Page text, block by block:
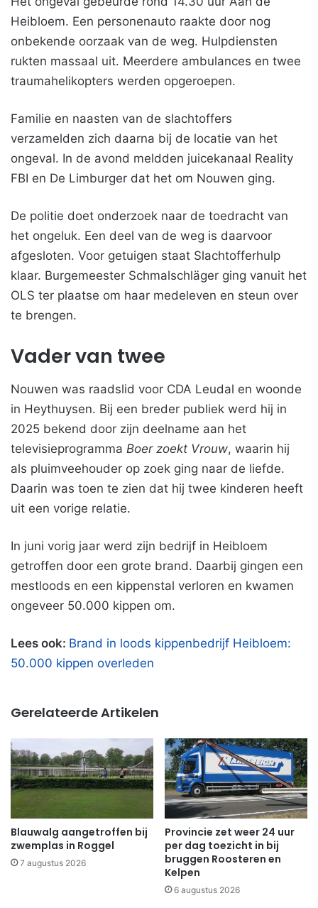
Heibloem. Een personenauto raakte door nog
onbekende oorzaak van de weg. Hulpdiensten
rukten massaal uit. Meerdere ambulances en twee
traumahelikopters werden opgeroepen.
Familie en naasten van de slachtoffers
verzamelden zich daarna bij de locatie van het
ongeval. In de avond meldden juicekanaal Reality
FBI en De Limburger dat het om Nouwen ging.
De politie doet onderzoek naar de toedracht van
het ongeluk. Een deel van de weg is daarvoor
afgesloten. Voor getuigen staat Slachtofferhulp
klaar. Burgemeester Schmalschläger ging vanuit het
OLS ter plaatse om haar medeleven en steun over
te brengen.
Vader van twee
Nouwen was raadslid voor CDA Leudal en woonde
in Heythuysen. Bij een breder publiek werd hij in
2025 bekend door zijn deelname aan het
televisieprogramma Boer zoekt Vrouw, waarin hij
als pluimveehouder op zoek ging naar de liefde.
Daarin was toen te zien dat hij twee kinderen heeft
uit een vorige relatie.
In juni vorig jaar werd zijn bedrijf in Heibloem
getroffen door een grote brand. Daarbij gingen een
mestloods en een kippenstal verloren en kwamen
ongeveer 50.000 kippen om.
Lees ook: Brand in loods kippenbedrijf Heibloem:
50.000 kippen overleden
Gerelateerde Artikelen
Blauwalg aangetroffen bij
zwemplas in Roggel
7 augustus 2026
Provincie zet weer 24 uur
per dag toezicht in bij
bruggen Roosteren en
Kelpen
6 augustus 2026